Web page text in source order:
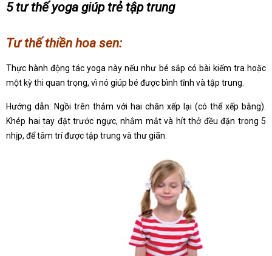
5 tư thế yoga giúp trẻ tập trung
Tư thế thiền hoa sen:
Thực hành động tác yoga này nếu như bé sắp có bài kiểm tra hoặc
một kỳ thi quan trọng, vì nó giúp bé được bình tĩnh và tập trung.
Hướng dẫn: Ngồi trên thảm với hai chân xếp lại (có thể xếp bằng).
Khép hai tay đặt trước ngực, nhắm mắt và hít thở đều đặn trong 5
nhịp, để tâm trí được tập trung và thư giãn.